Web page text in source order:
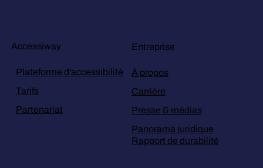
Accessiway
Plateforme d'accessibilité
Tarifs
Partenariat
Entreprise
À propos
Carrière
Presse & médias
Panorama juridique
Rapport de durabilité